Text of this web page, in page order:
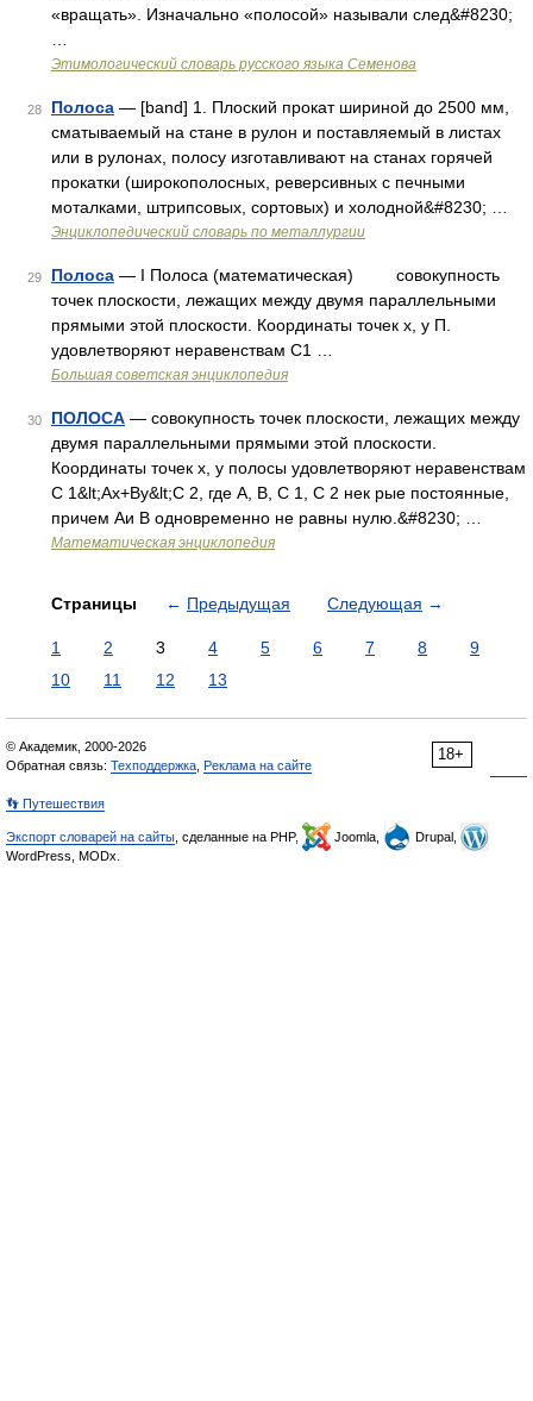
«вращать». Изначально «полосой» называли след&#8230;
Этимологический словарь русского языка Семенова
28 Полоса — [band] 1. Плоский прокат шириной до 2500 мм,
сматываемый на стане в рулон и поставляемый в листах
или в рулонах, полосу изготавливают на станах горячей
прокатки (широкополосных, реверсивных с печными
моталками, штрипсовых, сортовых) и холодной&#8230; …
Энциклопедический словарь по металлургии
29 Полоса — I Полоса (математическая) совокупность
точек плоскости, лежащих между двумя параллельными
прямыми этой плоскости. Координаты точек х, у П.
удовлетворяют неравенствам C1 …
Большая советская энциклопедия
30 ПОЛОСА — совокупность точек плоскости, лежащих между
двумя параллельными прямыми этой плоскости.
Координаты точек х, у полосы удовлетворяют неравенствам
С 1&lt;Ах+Ву&lt;С 2, где А, В, С 1, С 2 нек рые постоянные,
причем Аи В одновременно не равны нулю.&#8230; …
Математическая энциклопедия
Страницы ← Предыдущая Следующая →
1 2 3 4 5 6 7 8
9
10
11 12 13
18+
© Академик, 2000-2026
Обратная связь: Техподдержка Реклама на сайте
👣 Путешествия
Экспорт словарей на сайты , сделанные на PHP, Joomla,
Drupal,
WordPress, MODx.